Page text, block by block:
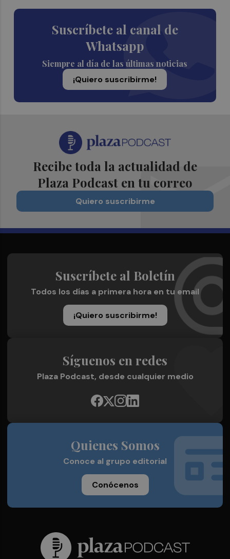
Suscríbete al canal de
Whatsapp
Siempre al día de las últimas noticias
¡Quiero suscribirme!
Recibe toda la actualidad de
Plaza Podcast en tu correo
Quiero suscribirme
Suscríbete al Boletín
Todos los días a primera hora en tu email
¡Quiero suscribirme!
Síguenos en redes
Plaza Podcast, desde cualquier medio
Quienes Somos
Conoce al grupo editorial
Conócenos